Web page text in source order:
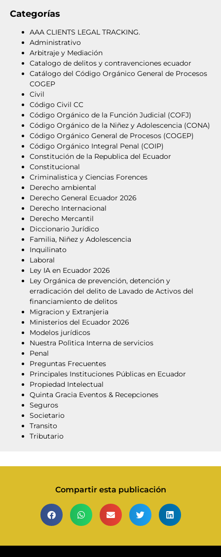
Categorías
AAA CLIENTS LEGAL TRACKING.
Administrativo
Arbitraje y Mediación
Catalogo de delitos y contravenciones ecuador
Catálogo del Código Orgánico General de Procesos
COGEP
Civil
Código Civil CC
Código Orgánico de la Función Judicial (COFJ)
Código Orgánico de la Niñez y Adolescencia (CONA)
Código Orgánico General de Procesos (COGEP)
Código Orgánico Integral Penal (COIP)
Constitución de la Republica del Ecuador
Constitucional
Criminalistica y Ciencias Forences
Derecho ambiental
Derecho General Ecuador 2026
Derecho Internacional
Derecho Mercantil
Diccionario Jurídico
Familia, Niñez y Adolescencia
Inquilinato
Laboral
Ley IA en Ecuador 2026
Ley Orgánica de prevención, detención y
erradicación del delito de Lavado de Activos del
financiamiento de delitos
Migracion y Extranjeria
Ministerios del Ecuador 2026
Modelos jurídicos
Nuestra Polìtica Interna de servicios
Penal
Preguntas Frecuentes
Principales Instituciones Públicas en Ecuador
Propiedad Intelectual
Quinta Gracia Eventos & Recepciones
Seguros
Societario
Transito
Tributario
Compartir esta publicación